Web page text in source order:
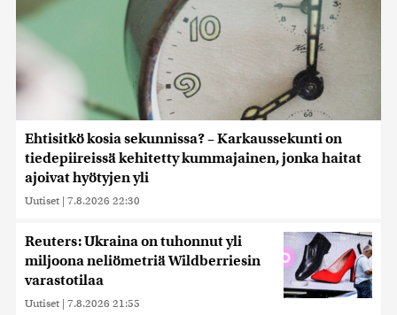
Ehtisitkö kosia sekunnissa? – Karkaussekunti on
tiedepiireissä kehitetty kummajainen, jonka haitat
ajoivat hyötyjen yli
Uutiset | 7.8.2026 22:30
Reuters: Ukraina on tuhonnut yli
miljoona neliömetriä Wildberriesin
varastotilaa
Uutiset | 7.8.2026 21:55